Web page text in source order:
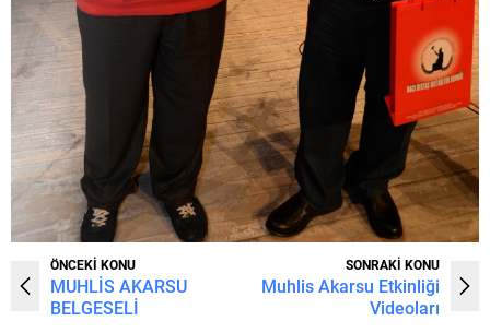
ÖNCEKİ KONU
MUHLİS AKARSU
BELGESELİ
SONRAKİ KONU
Muhlis Akarsu Etkinliği
Videoları